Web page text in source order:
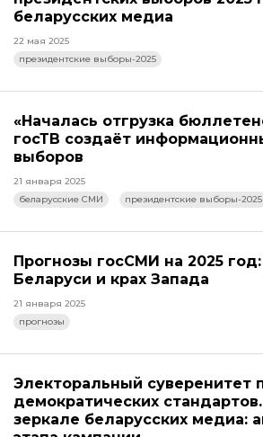
беларусских медиа
22 мая 2025
президентские выборы-2025
«Началась отгрузка
госТВ создаёт
выборов
21 января 2025
беларусские СМИ
президентские выборы-2025
Прогнозы госСМИ на 2025 год:
Беларуси и крах Запада
21 января 2025
прогнозы
Электоральный суверенитет
демократических
зеркале беларусских медиа: